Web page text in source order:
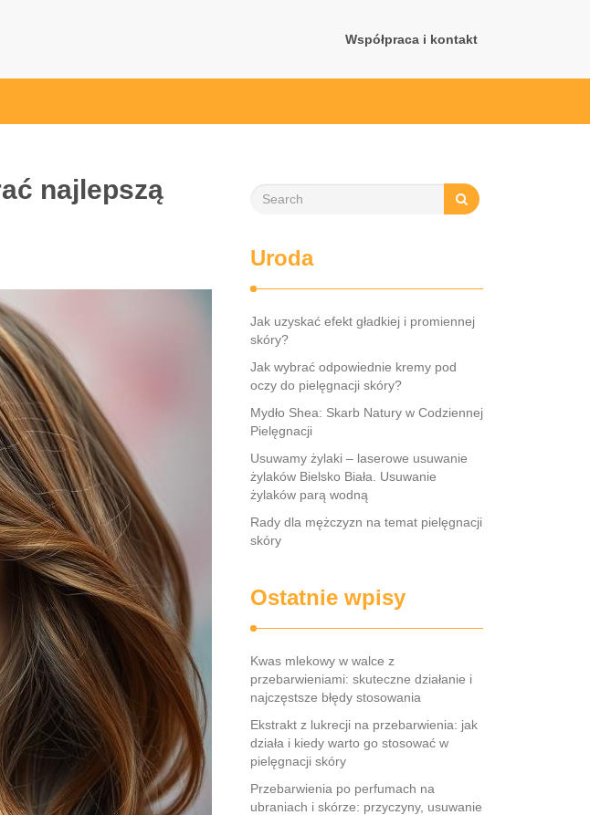
Współpraca i kontakt
najlepszą
Uroda
Jak uzyskać efekt gładkiej i promiennej
skóry?
Jak wybrać odpowiednie kremy pod
oczy do pielęgnacji skóry?
Mydło Shea: Skarb Natury w Codziennej
Pielęgnacji
Usuwamy żylaki – laserowe usuwanie
żylaków Bielsko Biała. Usuwanie
żylaków parą wodną
Rady dla mężczyzn na temat pielęgnacji
skóry
Ostatnie wpisy
Kwas mlekowy w walce z
przebarwieniami: skuteczne działanie i
najczęstsze błędy stosowania
Ekstrakt z lukrecji na przebarwienia: jak
działa i kiedy warto go stosować w
pielęgnacji skóry
Przebarwienia po perfumach na
ubraniach i skórze: przyczyny, usuwanie